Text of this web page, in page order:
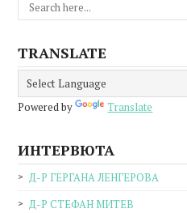
TRANSLATE
Powered by Translate
ИНТЕРВЮТА
Д-Р ГЕРГАНА ЛЕНГЕРОВА
Д-Р СТЕФАН МИТЕВ